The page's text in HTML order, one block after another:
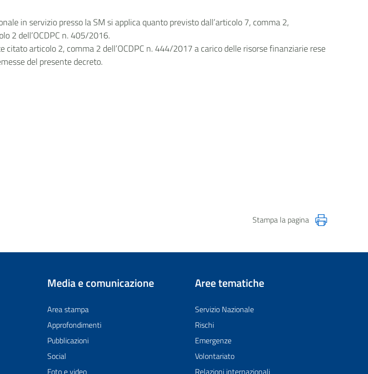
in servizio presso la SM si applica quanto previsto dall’articolo 7, comma 2,
2 dell’OCDPC n. 405/2016.
articolo 2, comma 2 dell’OCDPC n. 444/2017 a carico delle risorse finanziarie rese
del presente decreto.
Stampa la pagina
Media e comunicazione
Area stampa
Approfondimenti
Pubblicazioni
Social
Foto e video
Aree tematiche
Servizio Nazionale
Rischi
Emergenze
Volontariato
Relazioni internazionali